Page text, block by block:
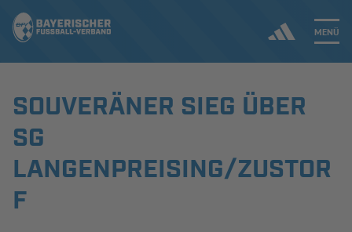
MENÜ
Jetzt einloggen
ERGEBNISSE & WETTBEWERBE
NEUIGKEITEN
SOUVERÄNER SIEG ÜBER
SG
LANGENPREISING/ZUSTOR
F